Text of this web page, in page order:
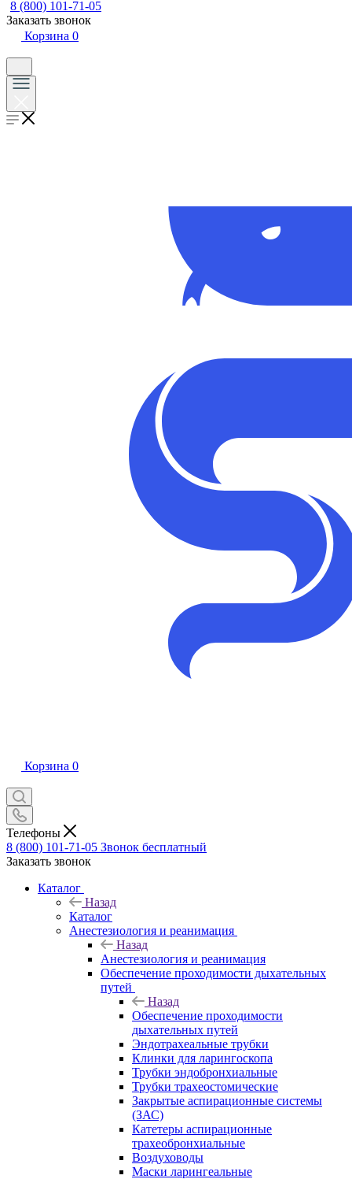
8 (800) 101-71-05
Заказать звонок
Корзина 0
Корзина 0
Телефоны
8 (800) 101-71-05 Звонок бесплатный
Заказать звонок
Каталог
Назад
Каталог
Анестезиология и реанимация
Назад
Анестезиология и реанимация
Обеспечение проходимости дыхательных
путей
Назад
Обеспечение проходимости
дыхательных путей
Эндотрахеальные трубки
Клинки для ларингоскопа
Трубки эндобронхиальные
Трубки трахеостомические
Закрытые аспирационные системы
(ЗАС)
Катетеры аспирационные
трахеобронхиальные
Воздуховоды
Маски ларингеальные